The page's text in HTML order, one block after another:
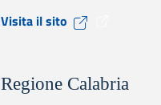
Visita il sito
Regione Calabria